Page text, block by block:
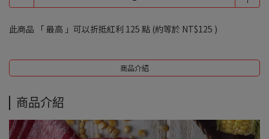
此商品 「 最高 」可以折抵紅利 125 點 (約等於 NT$125 )
商品介紹
商品介紹